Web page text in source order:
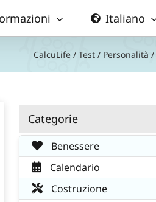
Italiano
CalcuLife / Test / Personalità /
Categorie
Benessere
Calendario
Costruzione